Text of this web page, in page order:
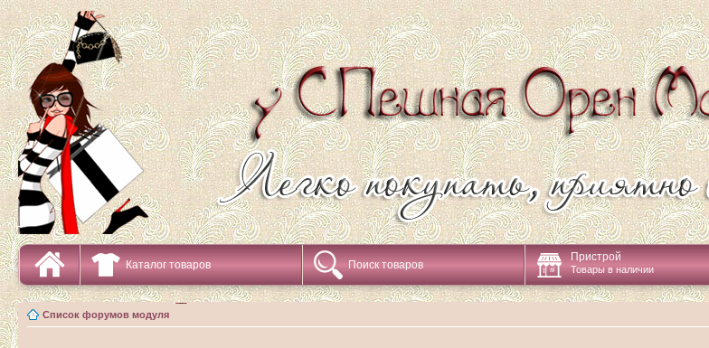
Каталог товаров Поиск товаров
Пристрой
Товары в наличии
Список форумов модуля